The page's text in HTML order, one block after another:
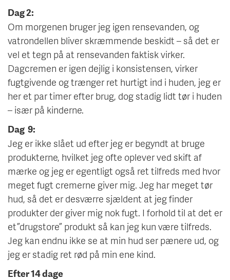
Dag 2:
Om morgenen bruger jeg igen rensevanden, og
vatrondellen bliver skræmmende beskidt – så det er
vel et tegn på at rensevanden faktisk virker.
Dagcremen er igen dejlig i konsistensen, virker
fugtgivende og trænger ret hurtigt ind i huden, jeg er
her et par timer efter brug, dog stadig lidt tør i huden
– især på kinderne.
Dag 9:
Jeg er ikke slået ud efter jeg er begyndt at bruge
produkterne, hvilket jeg ofte oplever ved skift af
mærke og jeg er egentligt også ret tilfreds med hvor
meget fugt cremerne giver mig. Jeg har meget tør
hud, så det er desværre sjældent at jeg finder
produkter der giver mig nok fugt. I forhold til at det er
et ”drugstore” produkt så kan jeg kun være tilfreds.
Jeg kan endnu ikke se at min hud ser pænere ud, og
jeg er stadig ret rød på min ene kind.
Efter 14 dage